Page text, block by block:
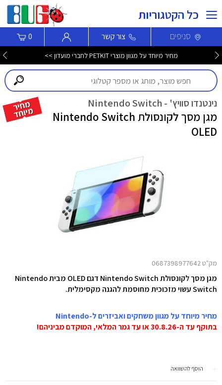
כל הקטגוריות
סניפים צור קשר 0
מחיר מיוחד על מגוון מוצרי PETKIT לחברי מועדון >>
נינטנדו סוויץ' - Nintendo Switch
מגן מסך לקונסולת Nintendo Switch
OLED
מק"ט 0687398977642
מגן מסך לקונסולת Nintendo Switch דגם OLED מבית Nintendo
Switch עשוי מזכוכית מחוסמת להגנה מקסימלית.
מחיר מיוחד על מגוון משחקים ואביזרים ל-Nintendo
בתוקף עד ה-30.8.26 או עד גמר המלאי, המוקדם מביניהם!
הוסף להשוואה